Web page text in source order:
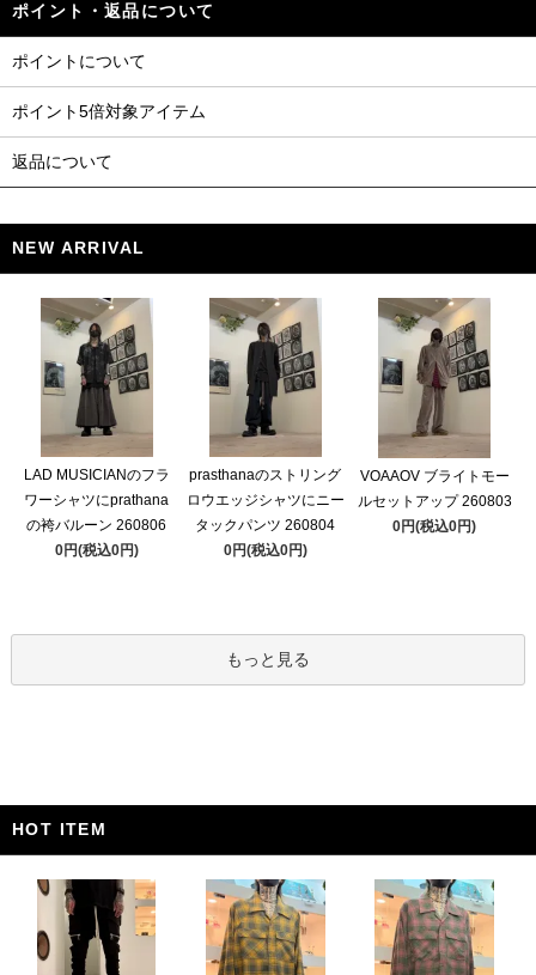
ポイント・返品について
ポイントについて
ポイント5倍対象アイテム
返品について
NEW ARRIVAL
LAD MUSICIANのフラ
ワーシャツにprathana
の袴バルーン 260806
0円(税込0円)
prasthanaのストリング
ロウエッジシャツにニー
タックパンツ 260804
0円(税込0円)
VOAAOV ブライトモー
ルセットアップ 260803
0円(税込0円)
もっと見る
HOT ITEM